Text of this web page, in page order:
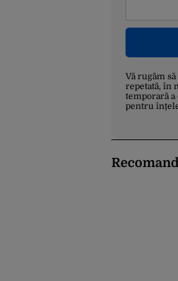
Vă rugăm
repetată, în
temporară
pentru